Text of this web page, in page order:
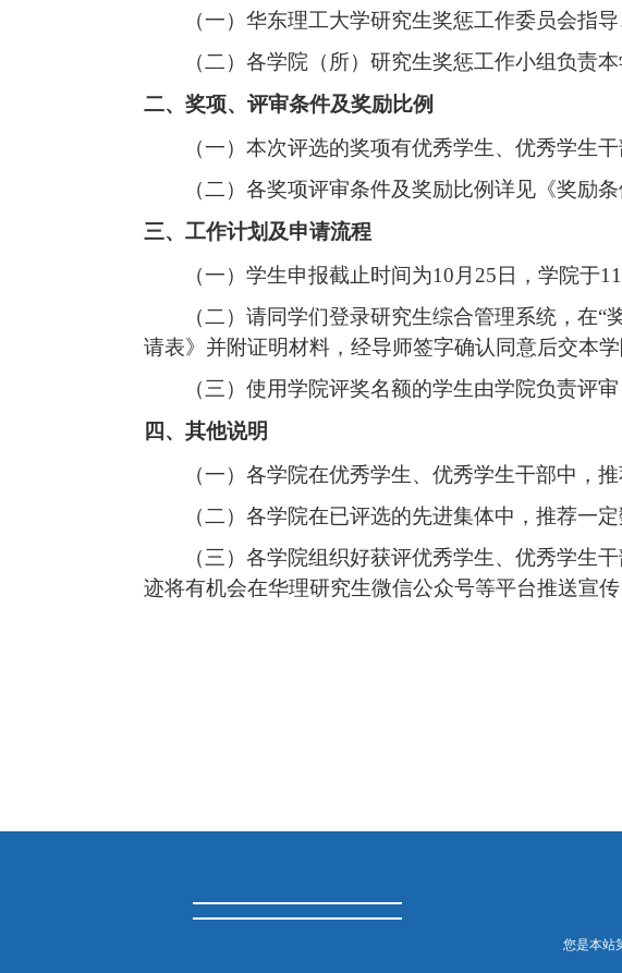
（一）华东理工大学研究生奖惩工作委员会指
（二）各学院（所）研究生奖惩工作小组负责
二、奖项、评审条件及奖励比例
（一）本次评选的奖项有优秀学生、优秀学生
（二）各奖项评审条件及奖励比例详见《奖励条
三、工作计划及申请流程
（一）学生申报截止时间为10 月 25 日，学院于11
（二）请同学们登录研究生综合管理系统，在
请表》并附证明材料，经导师签字确认同意后交本学
（三）使用学院评奖名额的学生由学院负责评
四、其他说明
（一）各学院在优秀学生、优秀学生干部中，
（二）各学院在已评选的先进集体中，推荐一
（三）各学院组织好获评优秀学生、优秀学生
迹将有机会在华理研究生微信公众号等平台推送宣传
您是本站